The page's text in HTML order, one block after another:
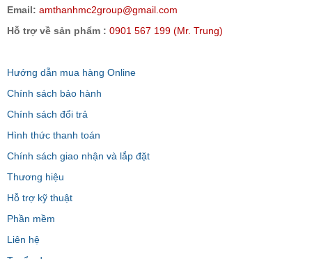
Email: amthanhmc2group@gmail.com
Hỗ trợ về sản phẩm : 0901 567 199 (Mr. Trung)
Hướng dẫn mua hàng Online
Chính sách bảo hành
Chính sách đổi trả
Hình thức thanh toán
Chính sách giao nhận và lắp đặt
Thương hiệu
Hỗ trợ kỹ thuật
Phần mềm
Liên hệ